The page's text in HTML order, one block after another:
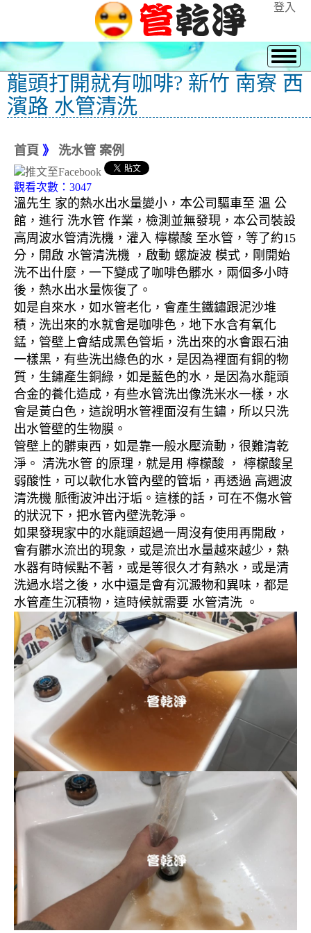
登入
龍頭打開就有咖啡? 新竹 南寮 西
濱路 水管清洗
首頁 》 洗水管 案例
觀看次數：3047
溫先生 家的熱水出水量變小，本公司驅車至 溫 公
館，進行 洗水管 作業，檢測並無發現，本公司裝設
高周波水管清洗機，灌入 檸檬酸 至水管，等了約15
分，開啟 水管清洗機 ，啟動 螺旋波 模式，剛開始
洗不出什麼，一下變成了咖啡色髒水，兩個多小時
後，熱水出水量恢復了。
如是自來水，如水管老化，會產生鐵鏽跟泥沙堆
積，洗出來的水就會是咖啡色，地下水含有氧化
錳，管壁上會結成黑色管垢，洗出來的水會跟石油
一樣黑，有些洗出綠色的水，是因為裡面有銅的物
質，生鏽產生銅綠，如是藍色的水，是因為水龍頭
合金的養化造成，有些水管洗出像洗米水一樣，水
會是黃白色，這說明水管裡面沒有生鏽，所以只洗
出水管壁的生物膜。
管壁上的髒東西，如是靠一般水壓流動，很難清乾
淨。 清洗水管 的原理，就是用 檸檬酸 ， 檸檬酸呈
弱酸性，可以軟化水管內壁的管垢，再透過 高週波
清洗機 脈衝波沖出汙垢。這樣的話，可在不傷水管
的狀況下，把水管內壁洗乾淨。
如果發現家中的水龍頭超過一周沒有使用再開啟，
會有髒水流出的現象，或是流出水量越來越少，熱
水器有時候點不著，或是等很久才有熱水，或是清
洗過水塔之後，水中還是會有沉澱物和異味，都是
水管產生沉積物，這時候就需要 水管清洗 。